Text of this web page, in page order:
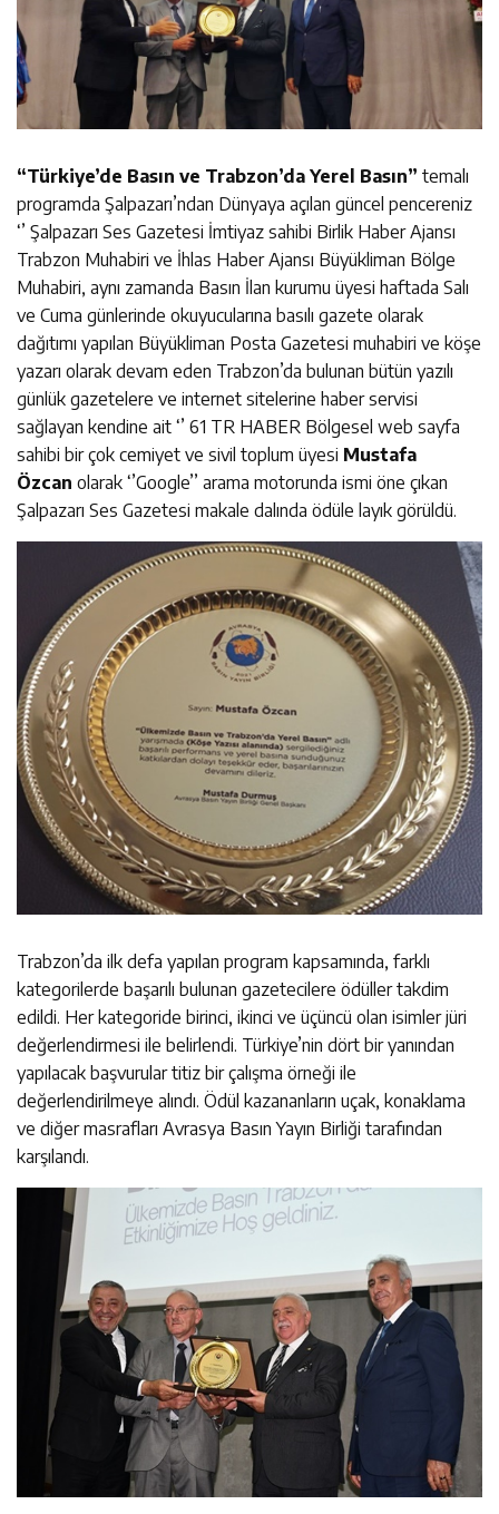
“Türkiye’de Basın ve Trabzon’da Yerel Basın” temalı
programda Şalpazarı’ndan Dünyaya açılan güncel pencereniz
‘’ Şalpazarı Ses Gazetesi İmtiyaz sahibi Birlik Haber Ajansı
Trabzon Muhabiri ve İhlas Haber Ajansı Büyükliman Bölge
Muhabiri, aynı zamanda Basın İlan kurumu üyesi haftada Salı
ve Cuma günlerinde okuyucularına basılı gazete olarak
dağıtımı yapılan Büyükliman Posta Gazetesi muhabiri ve köşe
yazarı olarak devam eden Trabzon’da bulunan bütün yazılı
günlük gazetelere ve internet sitelerine haber servisi
sağlayan kendine ait ‘’ 61 TR HABER Bölgesel web sayfa
sahibi bir çok cemiyet ve sivil toplum üyesi Mustafa
Özcan olarak ‘’Google’’ arama motorunda ismi öne çıkan
Şalpazarı Ses Gazetesi makale dalında ödüle layık görüldü.
Trabzon’da ilk defa yapılan program kapsamında, farklı
kategorilerde başarılı bulunan gazetecilere ödüller takdim
edildi. Her kategoride birinci, ikinci ve üçüncü olan isimler jüri
değerlendirmesi ile belirlendi. Türkiye’nin dört bir yanından
yapılacak başvurular titiz bir çalışma örneği ile
değerlendirilmeye alındı. Ödül kazananların uçak, konaklama
ve diğer masrafları Avrasya Basın Yayın Birliği tarafından
karşılandı.